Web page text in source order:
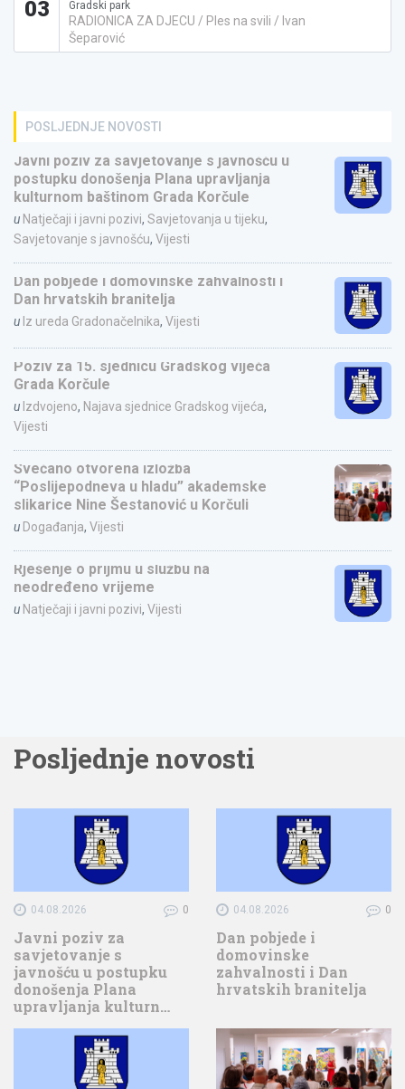
03 Gradski park
RADIONICA ZA DJECU / Ples na svili / Ivan
Šeparović
POSLJEDNJE NOVOSTI
Javni poziv za savjetovanje s javnošću u
postupku donošenja Plana upravljanja
kulturnom baštinom Grada Korčule
u Natječaji i javni pozivi, Savjetovanja u tijeku,
Savjetovanje s javnošću, Vijesti
Dan pobjede i domovinske zahvalnosti i
Dan hrvatskih branitelja
u Iz ureda Gradonačelnika, Vijesti
Poziv za 15. sjednicu Gradskog vijeća
Grada Korčule
u Izdvojeno, Najava sjednice Gradskog vijeća,
Vijesti
Svečano otvorena izložba
“Poslijepodneva u hladu” akademske
slikarice Nine Šestanović u Korčuli
u Događanja, Vijesti
Rješenje o prijmu u službu na
neodređeno vrijeme
u Natječaji i javni pozivi, Vijesti
Posljednje novosti
04.08.2026 0
Javni poziv za
savjetovanje s
javnošću u postupku
donošenja Plana
upravljanja kulturn…
04.08.2026 0
Dan pobjede i
domovinske
zahvalnosti i Dan
hrvatskih branitelja